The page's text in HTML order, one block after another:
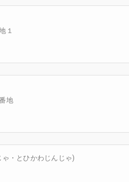
１
地
・とひかわじんじゃ)